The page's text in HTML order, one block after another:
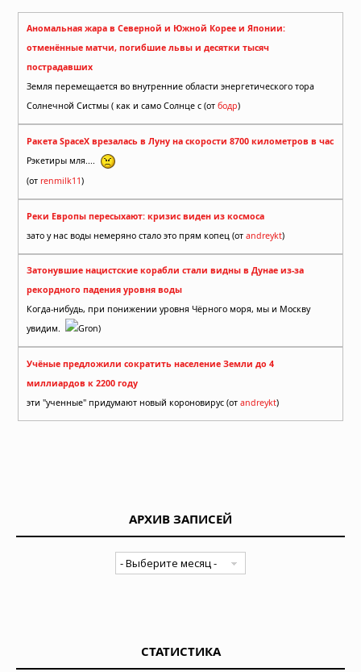
Аномальная жара в Северной и Южной Корее и Японии:
отменённые матчи, погибшие львы и десятки тысяч
пострадавших
Земля перемещается во внутренние области энергетического тора
Солнечной Систмы ( как и само Солнце с (от бодр)
Ракета SpaceX врезалась в Луну на скорости 8700 километров в час
Рэкетиры мля....
(от renmilk11)
Реки Европы пересыхают: кризис виден из космоса
зато у нас воды немеряно стало это прям копец (от andreykt)
Затонувшие нацистские корабли стали видны в Дунае из-за
рекордного падения уровня воды
Когда-нибудь, при понижении уровня Чёрного моря, мы и Москву
увидим.
Gron)
Учёные предложили сократить население Земли до 4
миллиардов к 2200 году
эти "ученные" придумают новый короновирус (от andreykt)
АРХИВ ЗАПИСЕЙ
СТАТИСТИКА